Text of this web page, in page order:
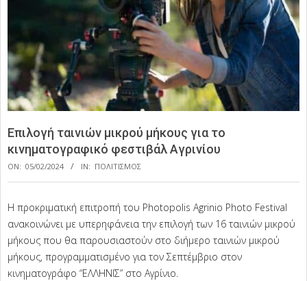
Επιλογή ταινιών μικρού μήκους για το
κινηματογραφικό φεστιβάλ Αγρινίου
ON: 05/02/2024 IN: ΠΟΛΙΤΙΣΜΟΣ
Η προκριματική επιτροπή του Photopolis Agrinio Photo Festival
ανακοινώνει με υπερηφάνεια την επιλογή των 16 ταινιών μικρού
μήκους που θα παρουσιαστούν στο διήμερο ταινιών μικρού
μήκους, προγραμματισμένο για τον Σεπτέμβριο στον
κινηματογράφο “ΕΛΛΗΝΙΣ” στο Αγρίνιο.